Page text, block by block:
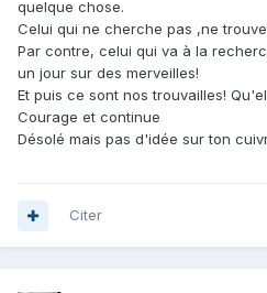
quelque chose.
Celui qui ne cherche pas ,ne
Par contre, celui qui va à la
un jour sur des merveilles!
Et puis ce sont nos trouvailles!
Courage et continue
Désolé mais pas d'idée sur ton
Citer